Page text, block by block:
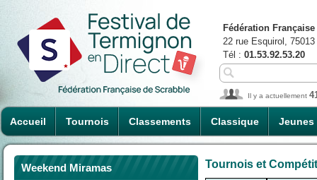
Accueil Tournois Classements Classique Jeunes
Fédération
22 rue Esquirol,
Tél : 01.53.92.53.20
Il y a actuellement
Weekend Miramas Tournois et